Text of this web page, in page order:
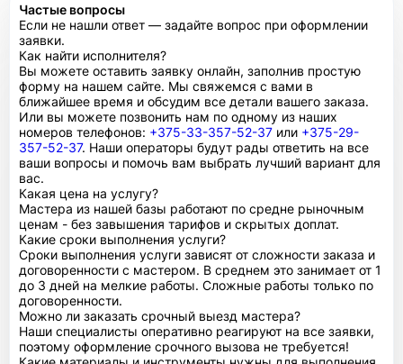
Частые вопросы
Если не нашли ответ — задайте вопрос при оформлении
заявки.
Как найти исполнителя?
Вы можете оставить заявку онлайн, заполнив простую
форму на нашем сайте. Мы свяжемся с вами в
ближайшее время и обсудим все детали вашего заказа.
Или вы можете позвонить нам по одному из наших
номеров телефонов: +375-33-357-52-37 или +375-29-
357-52-37. Наши операторы будут рады ответить на все
ваши вопросы и помочь вам выбрать лучший вариант для
вас.
Какая цена на услугу?
Мастера из нашей базы работают по средне рыночным
ценам - без завышения тарифов и скрытых доплат.
Какие сроки выполнения услуги?
Сроки выполнения услуги зависят от сложности заказа и
договоренности с мастером. В среднем это занимает от 1
до 3 дней на мелкие работы. Сложные работы только по
договоренности.
Можно ли заказать срочный выезд мастера?
Наши специалисты оперативно реагируют на все заявки,
поэтому оформление срочного вызова не требуется!